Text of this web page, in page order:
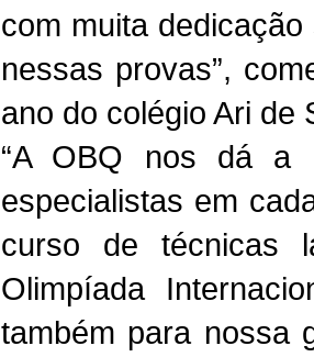
com muita
nessas provas”,
ano do colégio Ari de
“A OBQ nos dá a
especialistas em
curso de técnicas
Olimpíada
também para nossa